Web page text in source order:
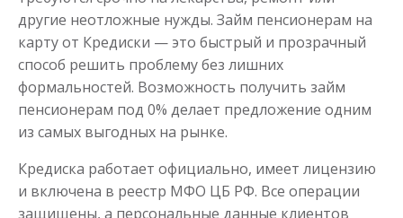
другие неотложные нужды. Займ пенсионерам на
карту от Кредиски — это быстрый и прозрачный
способ решить проблему без лишних
формальностей. Возможность получить займ
пенсионерам под 0% делает предложение одним
из самых выгодных на рынке.
Кредиска работает официально, имеет лицензию
и включена в реестр МФО ЦБ РФ. Все операции
защищены, а персональные данные клиентов